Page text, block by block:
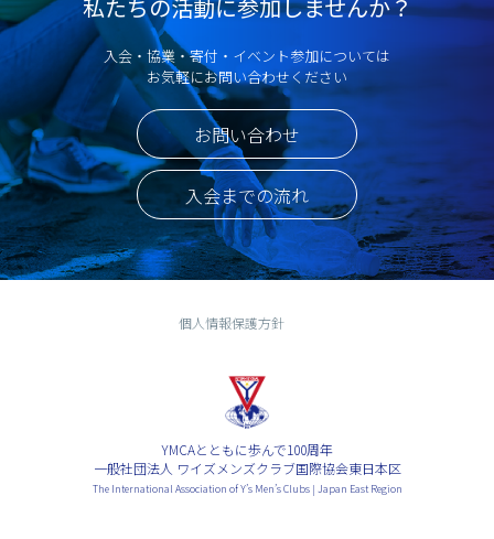
私たちの活動に参加しませんか？
入会・協業・寄付・イベント参加については
お気軽にお問い合わせください
お問い合わせ
入会までの流れ
個人情報保護方針
YMCAとともに歩んで100周年
一般社団法人 ワイズメンズクラブ国際協会東日本区
The International Association of Y’s Men’s Clubs | Japan East Region